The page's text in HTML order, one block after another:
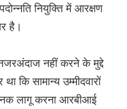
नियुक्ति में आरक्षण
है।
नहीं करने के मुद्दे
कि सामान्य उम्मीदवारों
लागू करना आरबीआई